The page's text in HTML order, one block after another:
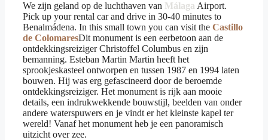
We zijn geland op de luchthaven van Málaga Airport.
Pick up your rental car and drive in 30-40 minutes to
Benalmádena. In this small town you can visit the Castillo
de ColomaresDit monument is een eerbetoon aan de
ontdekkingsreiziger Christoffel Columbus en zijn
bemanning. Esteban Martin Martin heeft het
sprookjeskasteel ontworpen en tussen 1987 en 1994 laten
bouwen. Hij was erg gefascineerd door de beroemde
ontdekkingsreiziger. Het monument is rijk aan mooie
details, een indrukwekkende bouwstijl, beelden van onder
andere waterspuwers en je vindt er het kleinste kapel ter
wereld! Vanaf het monument heb je een panoramisch
uitzicht over zee.